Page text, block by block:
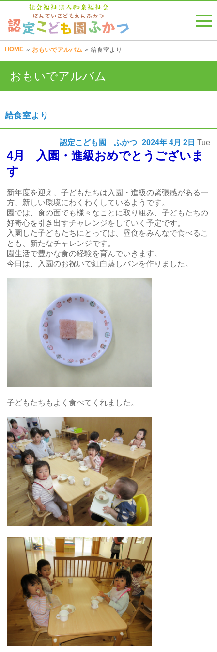
HOME » おもいでアルバム » 給食室より
おもいでアルバム
給食室より
2024年 4月 2日 Tue
認定こども園 ふかつ
4月 入園・進級おめでとうございま
す
新年度を迎え、子どもたちは入園・進級の緊張感がある一
方、新しい環境にわくわくしているようです。
園では、食の面でも様々なことに取り組み、子どもたちの
好奇心を引き出すチャレンジをしていく予定です。
入園した子どもたちにとっては、昼食をみんなで食べるこ
とも、新たなチャレンジです。
園生活で豊かな食の経験を育んでいきます。
今日は、入園のお祝いで紅白蒸しパンを作りました。
子どもたちもよく食べてくれました。